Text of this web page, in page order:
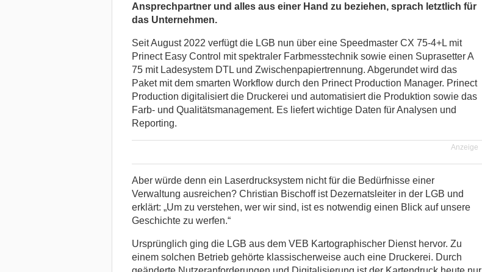
Ansprechpartner und alles aus einer Hand zu beziehen, sprach letztlich für
das Unternehmen.
Seit August 2022 verfügt die LGB nun über eine Speedmaster CX 75-4+L mit
Prinect Easy Control mit spektraler Farbmesstechnik sowie einen Suprasetter A
75 mit Ladesystem DTL und Zwischenpapiertrennung. Abgerundet wird das
Paket mit dem smarten Workflow durch den Prinect Production Manager. Prinect
Production digitalisiert die Druckerei und automatisiert die Produktion sowie das
Farb- und Qualitätsmanagement. Es liefert wichtige Daten für Analysen und
Reporting.
Anzeige
Aber würde denn ein Laserdrucksystem nicht für die Bedürfnisse einer
Verwaltung ausreichen? Christian Bischoff ist Dezernatsleiter in der LGB und
erklärt: „Um zu verstehen, wer wir sind, ist es notwendig einen Blick auf unsere
Geschichte zu werfen.“
Ursprünglich ging die LGB aus dem VEB Kartographischer Dienst hervor. Zu
einem solchen Betrieb gehörte klassischerweise auch eine Druckerei. Durch